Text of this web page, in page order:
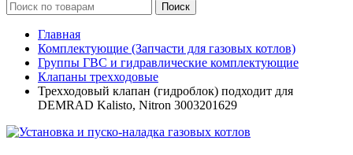
Поиск
Главная
Комплектующие (Запчасти для газовых котлов)
Группы ГВС и гидравлические комплектующие
Клапаны трехходовые
Трехходовый клапан (гидроблок) подходит для
DEMRAD Kalisto, Nitron 3003201629